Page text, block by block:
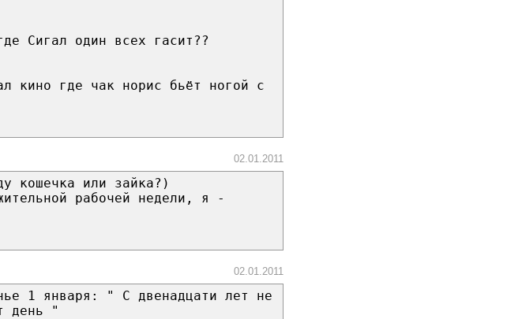
Сигал один всех гасит??
кино где чак норис бьёт ногой с
02.01.2011
кошечка или зайка?)
рабочей недели, я -
02.01.2011
1 января: " C двенадцати лет не
день "